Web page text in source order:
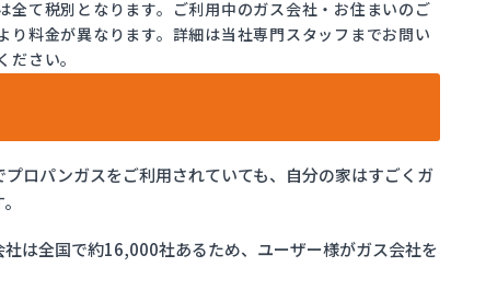
全て税別となります。ご利用中のガス会社・お住まいのご
り料金が異なります。詳細は当社専門スタッフまでお問い
ださい。
ロパンガスをご利用されていても、自分の家はすごくガ
は全国で約16,000社あるため、ユーザー様がガス会社を